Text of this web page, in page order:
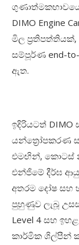
DIMO Engine
මිල
සම්පූර්ණ end-
ඇත.
ඉදිරියටත්
යන්ත්‍රෝපකරණ
එමඟින්, කොටස්
එන්ජිමේ දීර්ඝ
අතරම දෝෂ සහ
පුහුණුව ලැබූ
Level 4 සහ
කාර්මික ශිල්පීන්